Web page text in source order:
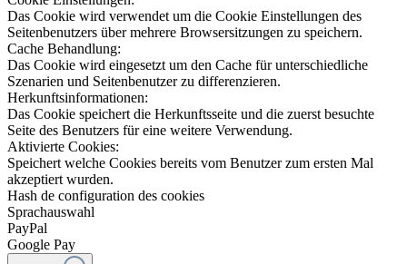
Das Cookie wird verwendet um die Cookie Einstellungen des
Seitenbenutzers über mehrere Browsersitzungen zu speichern.
Cache Behandlung:
Das Cookie wird eingesetzt um den Cache für unterschiedliche
Szenarien und Seitenbenutzer zu differenzieren.
Herkunftsinformationen:
Das Cookie speichert die Herkunftsseite und die zuerst besuchte
Seite des Benutzers für eine weitere Verwendung.
Aktivierte Cookies:
Speichert welche Cookies bereits vom Benutzer zum ersten Mal
akzeptiert wurden.
Hash de configuration des cookies
Sprachauswahl
PayPal
Google Pay